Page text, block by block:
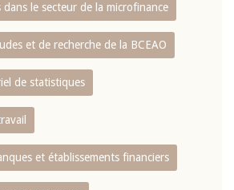
dans le secteur de la microfinance
et de recherche de la BCEAO
de statistiques
et établissements financiers